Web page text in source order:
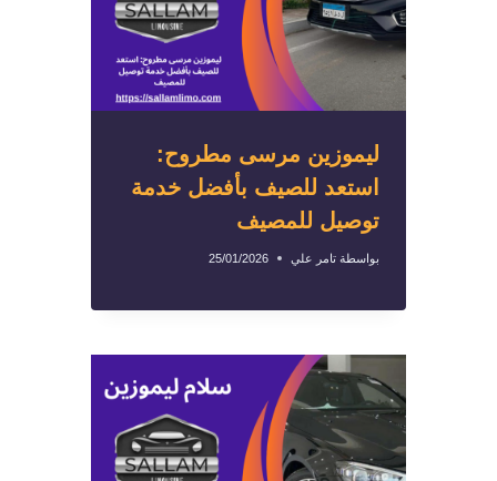
ليموزين مرسى مطروح:
استعد للصيف بأفضل خدمة
توصيل للمصيف
بواسطة تامر علي 25/01/2026